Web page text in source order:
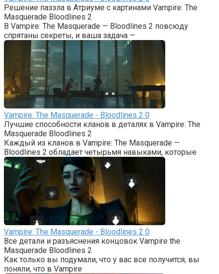
Решение паззла в Атриуме с картинами Vampire: The
Masquerade Bloodlines 2
В Vampire: The Masquerade — Bloodlines 2 повсюду
спрятаны секреты, и ваша задача —
Vampire: The Masquerade - Bloodlines 2 0
Лучшие способности кланов в деталях в Vampire: The
Masquerade Bloodlines 2
Каждый из кланов в Vampire: The Masquerade —
Bloodlines 2 обладает четырьмя навыками, которые
Vampire: The Masquerade - Bloodlines 2 0
Все детали и разъяснения концовок Vampire the
Masquerade Bloodlines 2
Как только вы подумали, что у вас все получится, вы
поняли, что в Vampire